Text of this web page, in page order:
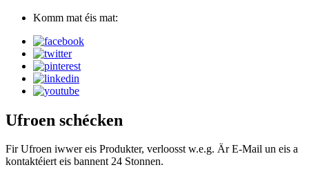
Komm mat éis mat:
Ufroen schécken
Fir Ufroen iwwer eis Produkter, verloosst w.e.g. Är E-Mail un eis a
kontaktéiert eis bannent 24 Stonnen.